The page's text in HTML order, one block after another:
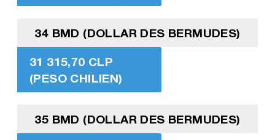
34 BMD (DOLLAR DES BERMUDES)
31 315,70 CLP
(PESO CHILIEN)
35 BMD (DOLLAR DES BERMUDES)